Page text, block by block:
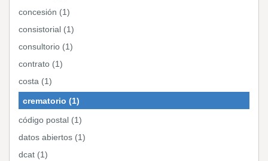
concesión (1)
consistorial (1)
consultorio (1)
contrato (1)
costa (1)
crematorio (1)
código postal (1)
datos abiertos (1)
dcat (1)